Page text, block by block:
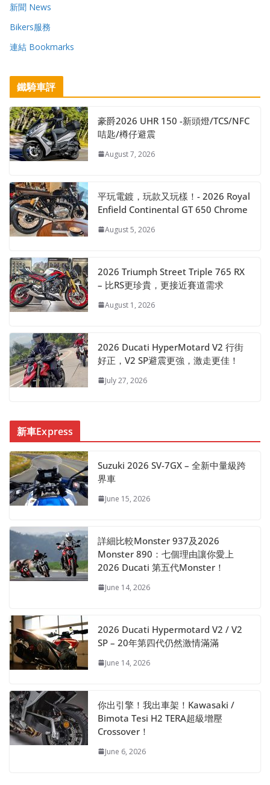
新聞 News
Bikers服務
連結 Bookmarks
鐵騎車評
豪爵2026 UHR 150 -新頭燈/TCS/NFC
咭匙/樽仔避震
August 7, 2026
平玩電鍍，玩款又玩樣！- 2026 Royal
Enfield Continental GT 650 Chrome
August 5, 2026
2026 Triumph Street Triple 765 RX
– 比RS更珍貴，更接近賽道需求
August 1, 2026
2026 Ducati HyperMotard V2 行街
好正，V2 SP避震更強，激走更佳！
July 27, 2026
新車Express
Suzuki 2026 SV-7GX – 全新中量級跨
界車
June 15, 2026
詳細比較Monster 937及2026
Monster 890：七個理由讓你愛上
2026 Ducati 第五代Monster！
June 14, 2026
2026 Ducati Hypermotard V2 / V2
SP – 20年第四代仍然激情滿滿
June 14, 2026
你出引擎！我出車架！Kawasaki /
Bimota Tesi H2 TERA超級增壓
Crossover！
June 6, 2026